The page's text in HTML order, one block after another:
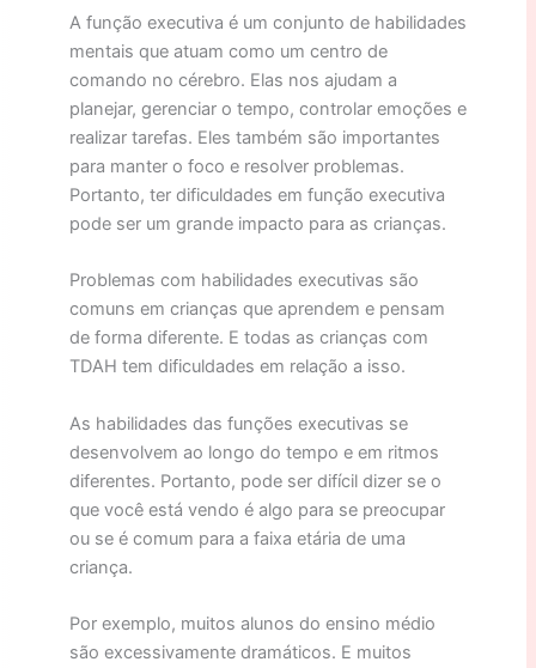
A função executiva é um conjunto de habilidades
mentais que atuam como um centro de
comando no cérebro. Elas nos ajudam a
planejar, gerenciar o tempo, controlar emoções e
realizar tarefas. Eles também são importantes
para manter o foco e resolver problemas.
Portanto, ter dificuldades em função executiva
pode ser um grande impacto para as crianças.
Problemas com habilidades executivas são
comuns em crianças que aprendem e pensam
de forma diferente. E todas as crianças com
TDAH tem dificuldades em relação a isso.
As habilidades das funções executivas se
desenvolvem ao longo do tempo e em ritmos
diferentes. Portanto, pode ser difícil dizer se o
que você está vendo é algo para se preocupar
ou se é comum para a faixa etária de uma
criança.
Por exemplo, muitos alunos do ensino médio
são excessivamente dramáticos. E muitos